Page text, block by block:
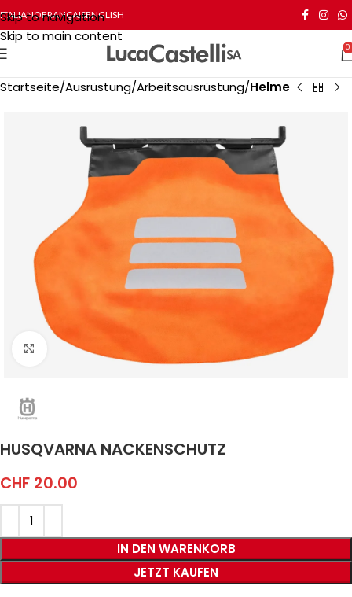
Skip to navigation
Skip to main content
ITALIANOFRANÇAISENGLISH
0
Startseite Ausrüstung Arbeitsausrüstung Helme
Click to enlarge
HUSQVARNA NACKENSCHUTZ
CHF 20.00
IN DEN WARENKORB
JETZT KAUFEN